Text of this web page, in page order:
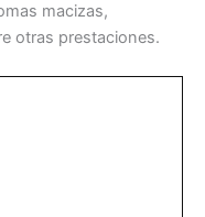
macizas,
otras prestaciones.